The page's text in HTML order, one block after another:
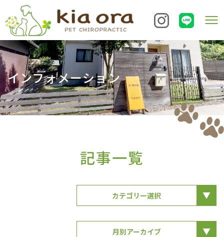
インフォメーション
記事一覧
カテゴリー選択
月別アーカイブ